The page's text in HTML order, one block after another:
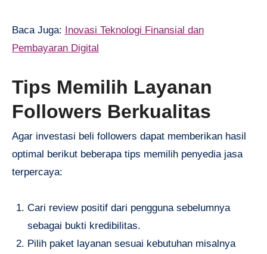
Baca Juga: Inovasi Teknologi Finansial dan
Pembayaran Digital
Tips Memilih Layanan
Followers Berkualitas
Agar investasi beli followers dapat memberikan hasil
optimal berikut beberapa tips memilih penyedia jasa
terpercaya:
Cari review positif dari pengguna sebelumnya
sebagai bukti kredibilitas.
Pilih paket layanan sesuai kebutuhan misalnya